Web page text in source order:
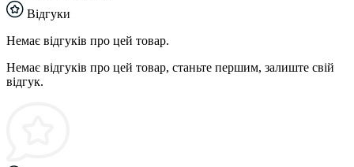
Відгуки
Немає відгуків про цей товар.
Немає відгуків про цей товар, станьте першим, залиште свій
відгук.